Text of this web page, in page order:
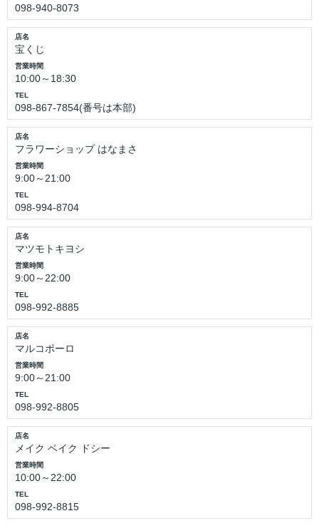
098-940-8073
店名
宝くじ
営業時間
10:00～18:30
TEL
098-867-7854(番号は本部)
店名
フラワーショップ はなまさ
営業時間
9:00～21:00
TEL
098-994-8704
店名
マツモトキヨシ
営業時間
9:00～22:00
TEL
098-992-8885
店名
マルコポーロ
営業時間
9:00～21:00
TEL
098-992-8805
店名
メイク ベイク ドシー
営業時間
10:00～22:00
TEL
098-992-8815